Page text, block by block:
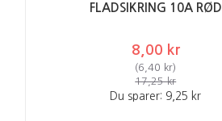
FLADSIKRING 10A RØD
8,00 kr
(6,40 kr)
17,25 kr
Du sparer: 9,25 kr